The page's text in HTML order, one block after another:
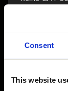
Consent
This website
Cookies und